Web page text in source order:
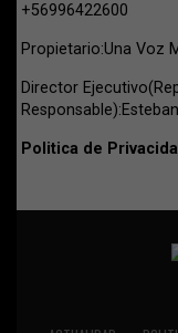
+56996422600
Propietario:Una Voz
Director
Politica de